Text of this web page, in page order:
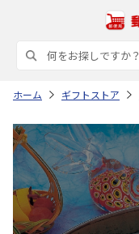
ホーム ギフトストア